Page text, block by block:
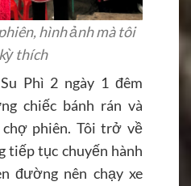
hình ảnh mà tôi
thích
Phì 2 ngày 1 đêm
chiếc bánh rán và
phiên. Tôi trở về
tiếp tục chuyến hành
đường nên chạy xe